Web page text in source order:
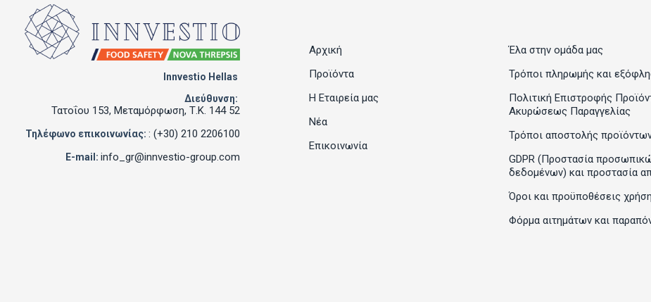
Innvestio Hellas
Διεύθυνση:
Τατοΐου 153, Μεταμόρφωση, Τ.Κ. 144 52
Τηλέφωνο επικοινωνίας: : (+30) 210 2206100
E-mail: info_gr@innvestio-group.com
Αρχική
Προϊόντα
Η Εταιρεία μας
Νέα
Επικοινωνία
Έλα στην ομάδα μας
Τρόποι πληρωμής και
Πολιτική Επιστροφής
Ακυρώσεως Παραγγελίας
Τρόποι αποστολής
GDPR (Προστασία
δεδομένων) και προστασία
Όροι και προϋποθέσεις
Φόρμα αιτημάτων και